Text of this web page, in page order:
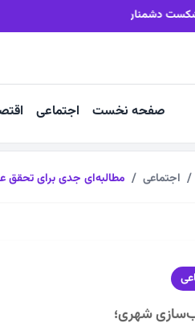
شرط اصلی پیشرفت و شکست دشمنان
صفحه نخست اجتماعی
اجتماعی مطالبه‌ای جدی برای تحقق
شهری؛